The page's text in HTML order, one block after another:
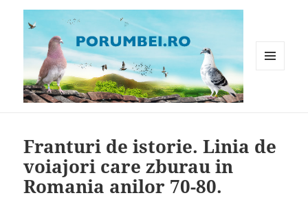
Franturi de istorie. Linia de
voiajori care zburau in
Romania anilor 70-80.